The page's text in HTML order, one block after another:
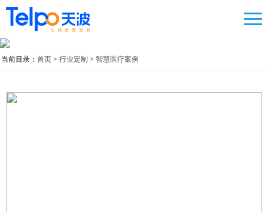
当前目录： 首页 > 行业定制 > 智慧医疗案例